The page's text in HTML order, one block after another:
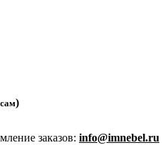
)
заказов: info@imnebel.ru